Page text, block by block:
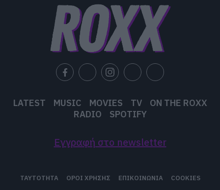
LATEST MUSIC MOVIES TV
ON THE ROXX
RADIO
SPOTIFY
Εγγραφή στο newsletter
ΤΑΥΤΟΤΗΤΑ ΟΡΟΙ ΧΡΗΣΗΣ ΕΠΙΚΟΙΝΩΝΙΑ COOKIES